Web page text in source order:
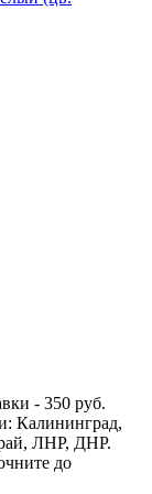
- 350 руб.
Калининград,
ЛНР, ДНР.
до